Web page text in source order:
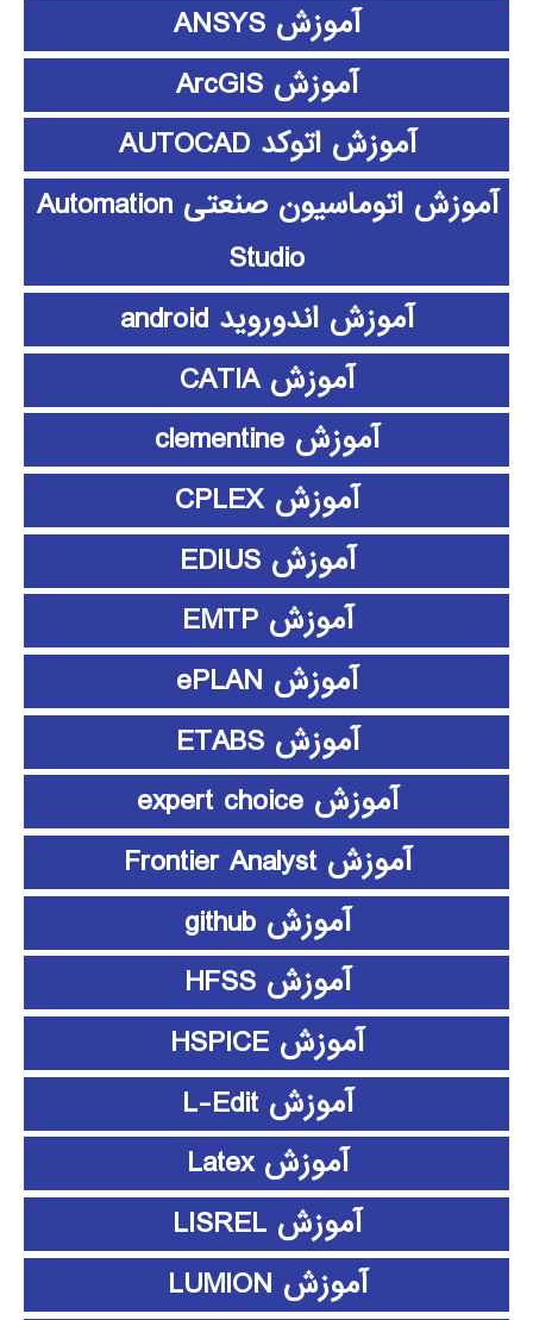
آموزش ANSYS
آموزش ArcGIS
آموزش اتوکد AUTOCAD
آموزش اتوماسیون صنعتی Automation
Studio
آموزش اندوروید android
آموزش CATIA
آموزش clementine
آموزش CPLEX
آموزش EDIUS
آموزش EMTP
آموزش ePLAN
آموزش ETABS
آموزش expert choice
آموزش Frontier Analyst
آموزش github
آموزش HFSS
آموزش HSPICE
آموزش L-Edit
آموزش Latex
آموزش LISREL
آموزش LUMION